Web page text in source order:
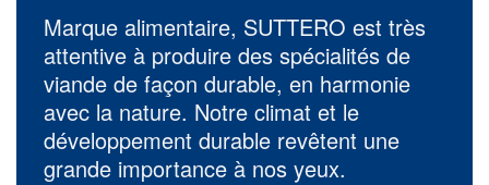
Marque alimentaire, SUTTERO est très
attentive à produire des spécialités de
viande de façon durable, en harmonie
avec la nature. Notre climat et le
développement durable revêtent une
grande importance à nos yeux.